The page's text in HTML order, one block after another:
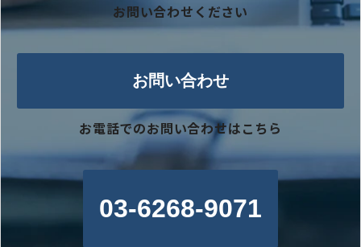
お問い合わせください
お問い合わせ
お電話でのお問い合わせはこちら
03-6268-9071